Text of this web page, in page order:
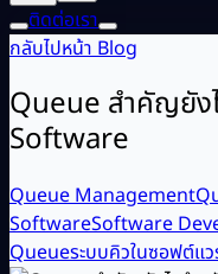
ติดต่อเรา
กลับไปหน้า Blog
Queue สำคัญยัง
Software
Queue Management
SoftwareSoftware
Queueระบบคิวในซอฟต์แ